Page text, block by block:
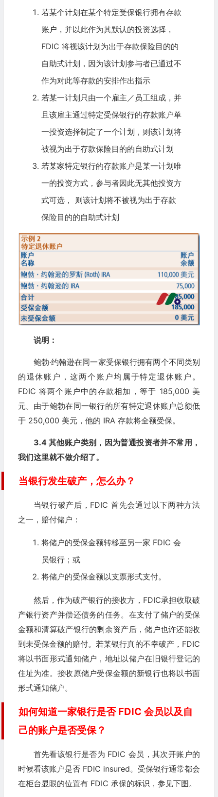
若某个计划在某个特定受保银行拥有存款
账户，并以此作为其默认的投资选择，
FDIC 将视该计划为出于存款保险目的的
自助式计划，因为该计划参与者已通过不
作为对此等存款的安排作出指示
若某一计划只由一个雇主／员工组成，并
且该雇主通过特定受保银行的存款账户单
一投资选择制定了一个计划，则该计划将
被视为出于存款保险目的的自助式计划
若某家特定银行的存款账户是某一计划唯
一的投资方式，参与者因此无其他投资方
式可选， 则该计划将不被视为出于存款
保险目的的自助式计划
说明：
鲍勃·约翰逊在同一家受保银行拥有两个不同类别
的退休账户，这两个账户均属于特定退休账户。
FDIC 将两个账户中的存款相加，等于 185,000 美
元。由于鲍勃在同一银行的所有特定退休账户总额低
于 250,000 美元，他的 IRA 存款将全额受保。
3.4 其他账户类别，因为普通投资者并不常用，
我们这里就不做介绍了。
当银行发生破产，怎么办？
当银行破产后，FDIC 首先会通过以下两种方法
之一，赔付储户：
将储户的受保金额转移至另一家 FDIC 会
员银行；或
将储户的受保金额以支票形式支付。
然后，作为破产银行的接收方，FDIC承担收取破
产银行资产并偿还债务的任务。在支付了储户的受保
金额和清算破产银行的剩余资产后，储户也许还能收
到未受保金额的赔付。若某银行真的不幸破产，FDIC
将以书面形式通知储户，地址以储户在旧银行登记的
住址为准。接收原储户受保金额的新银行也将以书面
形式通知储户。
如何知道一家银行是否 FDIC 会员以及自
己的账户是否受保？
首先看该银行是否为 FDIC 会员，其次开账户的
时候看该账户是否 FDIC insured。受保银行通常都会
在柜台显眼的位置有 FDIC 承保的标识，参见下图。